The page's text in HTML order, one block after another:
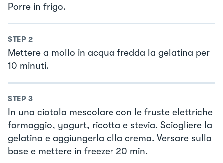
Porre in frigo.
STEP 2
Mettere a mollo in acqua fredda la gelatina per
10 minuti.
STEP 3
In una ciotola mescolare con le fruste elettriche
formaggio, yogurt, ricotta e stevia. Sciogliere la
gelatina e aggiungerla alla crema. Versare sulla
base e mettere in freezer 20 min.